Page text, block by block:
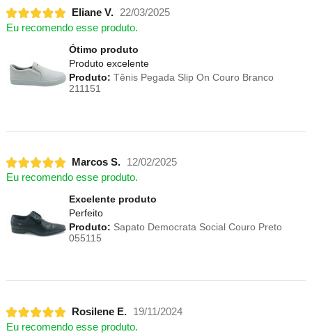
Eliane V. 22/03/2025
Eu recomendo esse produto.
Ótimo produto
Produto excelente
Produto: Tênis Pegada Slip On Couro Branco
211151
Marcos S.
12/02/2025
Eu recomendo esse produto.
Excelente produto
Perfeito
Produto: Sapato Democrata Social Couro Preto
055115
Rosilene E.
19/11/2024
Eu recomendo esse produto.